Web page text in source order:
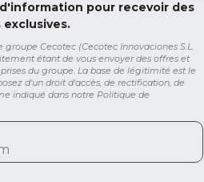
pour recevoir des
Cecotec (Cecotec Innovaciones S.L.
étant de vous envoyer des offres et
du groupe. La base de légitimité est le
d'un droit d'accès, de rectification, de
indiqué dans notre Politique de